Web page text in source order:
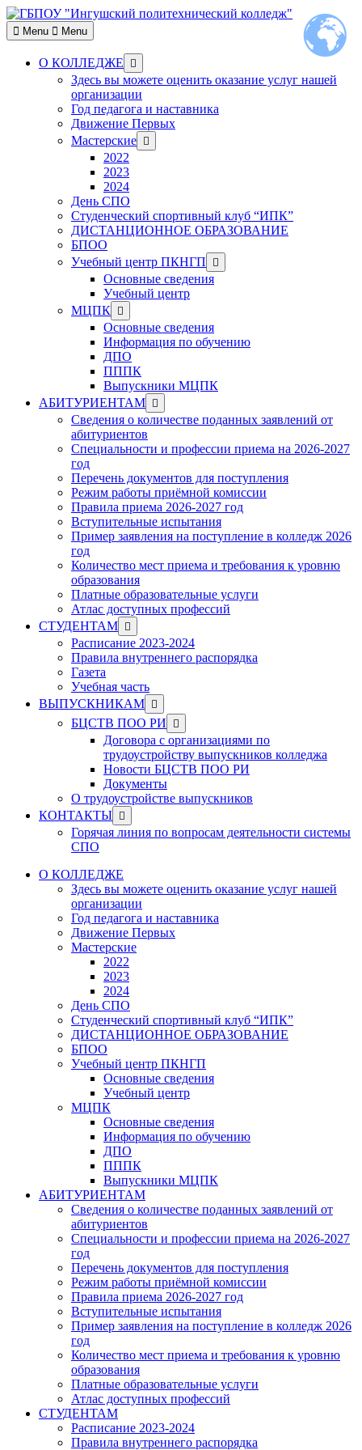
Skip
to
content
Menu Menu
О КОЛЛЕДЖЕ
Show
sub
menu
Здесь вы можете оценить оказание услуг нашей
организации
Год педагога и наставника
Движение Первых
Мастерские Show
sub
2022
2023
2024
День СПО
Студенческий спортивный клуб “ИПК”
ДИСТАНЦИОННОЕ ОБРАЗОВАНИЕ
БПОО
Учебный центр ПКНГП
Show
sub
menu
Основные сведения
Учебный центр
МЦПК Show
sub
menu
Основные сведения
Информация по обучению
ДПО
ПППК
Выпускники МЦПК
АБИТУРИЕНТАМ Show
sub
menu
Сведения о количестве поданных заявлений от
абитуриентов
Специальности и профессии приема на 2026-2027
год
Перечень документов для поступления
Режим работы приёмной комиссии
Правила приема 2026-2027 год
Вступительные испытания
Пример заявления на поступление в колледж 2026
год
Количество мест приема и требования к уровню
образования
Платные образовательные услуги
Атлас доступных профессий
СТУДЕНТАМ Show
sub
menu
Расписание 2023-2024
Правила внутреннего распорядка
Газета
Учебная часть
ВЫПУСКНИКАМ Show
sub
menu
БЦСТВ ПОО РИ
Show
sub
menu
Договора с организациями по
трудоустройству выпускников колледжа
Новости БЦСТВ ПОО РИ
Документы
О трудоустройстве выпускников
КОНТАКТЫ Show
sub
menu
Горячая линия по вопросам деятельности системы
СПО
О КОЛЛЕДЖЕ
Здесь вы можете оценить оказание услуг нашей
организации
Год педагога и наставника
Движение Первых
Мастерские
2022
2023
2024
День СПО
Студенческий спортивный клуб “ИПК”
ДИСТАНЦИОННОЕ ОБРАЗОВАНИЕ
БПОО
Учебный центр ПКНГП
Основные сведения
Учебный центр
МЦПК
Основные сведения
Информация по обучению
ДПО
ПППК
Выпускники МЦПК
АБИТУРИЕНТАМ
Сведения о количестве поданных заявлений от
абитуриентов
Специальности и профессии приема на 2026-2027
год
Перечень документов для поступления
Режим работы приёмной комиссии
Правила приема 2026-2027 год
Вступительные испытания
Пример заявления на поступление в колледж 2026
год
Количество мест приема и требования к уровню
образования
Платные образовательные услуги
Атлас доступных профессий
СТУДЕНТАМ
Расписание 2023-2024
Правила внутреннего распорядка